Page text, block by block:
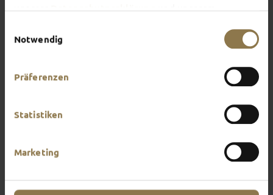
Notwendig
Präferenzen
Statistiken
Marketing